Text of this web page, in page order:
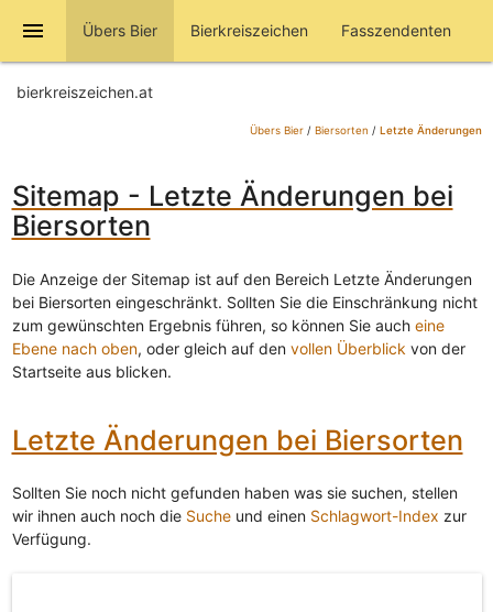
menu Übers Bier Bierkreiszeichen Fasszendenten
bierkreiszeichen.at
Übers Bier/ Biersorten / Letzte Änderungen
Sitemap - Letzte Änderungen bei
Biersorten
Die Anzeige der Sitemap ist auf den Bereich Letzte Änderungen
bei Biersorten eingeschränkt. Sollten Sie die Einschränkung nicht
zum gewünschten Ergebnis führen, so können Sie auch eine
Ebene nach oben, oder gleich auf den vollen Überblick von der
Startseite aus blicken.
Letzte Änderungen bei Biersorten
Sollten Sie noch nicht gefunden haben was sie suchen, stellen
wir ihnen auch noch die Sucheund einen Schlagwort-Index zur
Verfügung.